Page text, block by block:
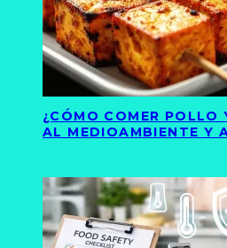
¿CÓMO COMER POLLO
AL MEDIOAMBIENTE Y